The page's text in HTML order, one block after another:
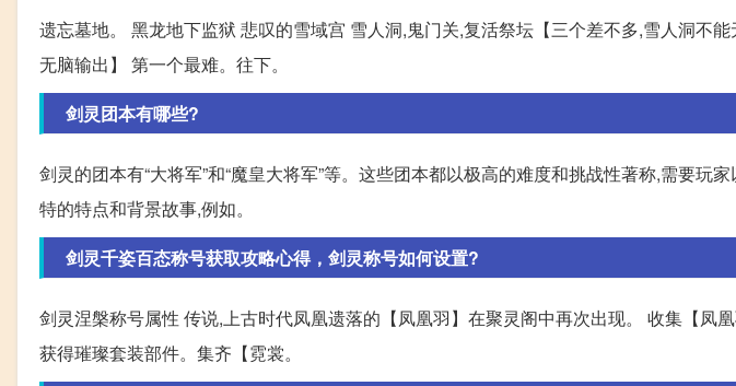
遗忘墓地。 黑龙地下监狱 悲叹的雪域宫 雪人洞,鬼门关,复活祭坛【三个差不多,雪人洞不
无脑输出】 第一个最难。往下。
剑灵团本有哪些?
剑灵的团本有“大将军”和“魔皇大将军”等。这些团本都以极高的难度和挑战性著称,需要玩
特的特点和背景故事,例如。
剑灵千姿百态称号获取攻略心得，剑灵称号如何设置?
剑灵涅槃称号属性 传说,上古时代凤凰遗落的【凤凰羽】在聚灵阁中再次出现。 收集【凤
获得璀璨套装部件。集齐【霓裳。